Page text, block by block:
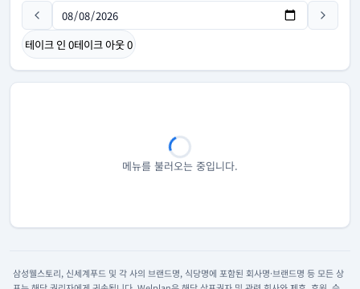
테이크 인 0테이크 아웃0
메뉴를 불러오는 중입니다.
삼성웰스토리, 신세계푸드 및 각 사의 브랜드명, 식당명에 포함된 회사명·브랜드명 등 모든 상